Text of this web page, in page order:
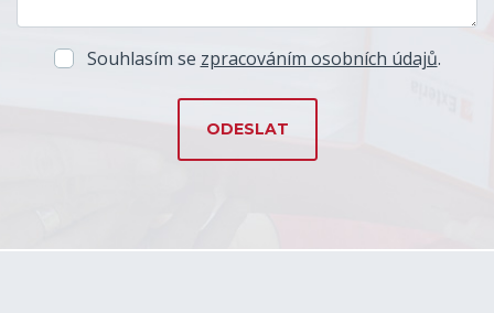
Souhlasím se zpracováním osobních údajů.